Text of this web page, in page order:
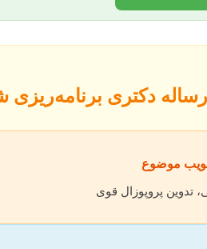
رساله دکتری
تدوین پروپوزال قوی